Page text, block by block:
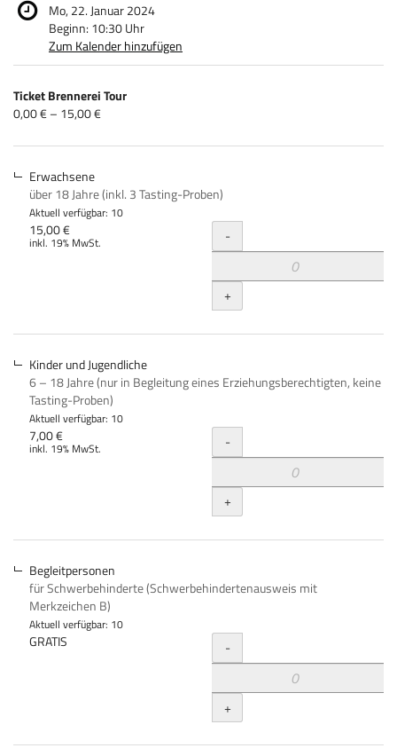
Mo, 22. Januar 2024
Beginn: 10:30Uhr
Zum Kalender hinzufügen
Produkte
Unkategorisierte
Produkte
Ticket Brennerei Tour
von
bis
0,00 € – 15,00 €
Erwachsene
über 18 Jahre (inkl. 3 Tasting-Proben)
Aktuell verfügbar: 10
15,00 €
inkl. 19% MwSt. Menge
-
+
Kinder und Jugendliche
6 – 18 Jahre (nur in Begleitung eines Erziehungsberechtigten, keine
Tasting-Proben)
Aktuell verfügbar: 10
7,00 €
inkl. 19% MwSt. Menge
-
+
Begleitpersonen
für Schwerbehinderte (Schwerbehindertenausweis mit
Merkzeichen B)
Aktuell verfügbar: 10
GRATIS Menge
-
+